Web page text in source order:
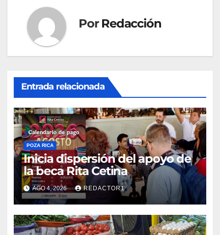
Por Redacción
Entrada relacionada
POZA RICA
Inicia dispersión del apoyo de
la beca Rita Cetina
AGO 4, 2026 REDACTOR1